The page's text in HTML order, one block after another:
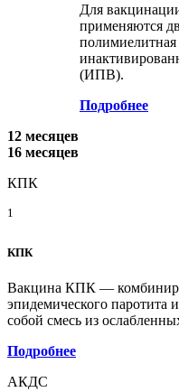
Для
применяются
(ИПВ).
Подробнее
12 месяцев
16 месяцев
КПК
1
КПК
Вакцина КПК —
эпидемического паротита
собой смесь из
Подробнее
АКДС